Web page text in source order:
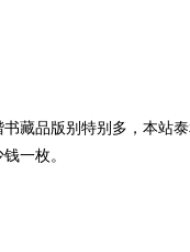
藏品版别特别多，本站
一枚。